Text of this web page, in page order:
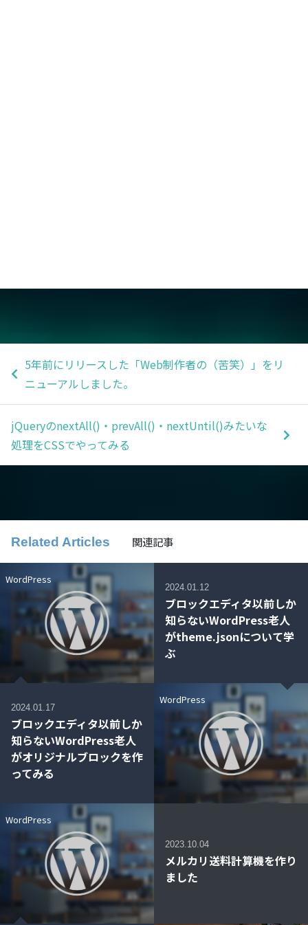
5年前にリリースした「Web制作者の（苦笑）」をリ
ニューアルしました。
jQueryのnextAll()・prevAll()・nextUntil()みたいな
処理をCSSでやってみる
Related Articles 関連記事
WordPress
2024.01.17
ブロックエディタ以前しか
知らないWordPress老人
がオリジナルブロックを作
ってみる
WordPress
2024.01.12
ブロックエディタ以前しか
知らないWordPress老人
がtheme.jsonについて学
ぶ
WordPress
2023.10.04
メルカリ送料計算機を作り
ました